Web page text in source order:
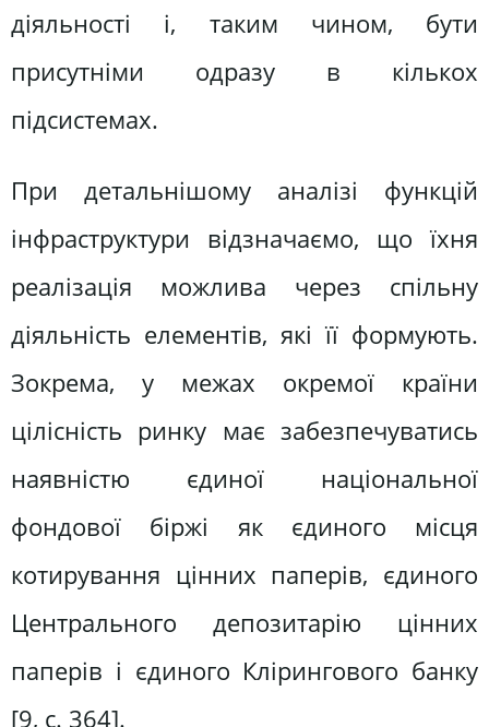
діяльності і, таким чином, бути
присутніми одразу в кількох
підсистемах.
При детальнішому аналізі функцій
інфраструктури відзначаємо, що їхня
реалізація можлива через спільну
діяльність елементів, які її формують.
Зокрема, у межах окремої країни
цілісність ринку має забезпечуватись
наявністю єдиної національної
фондової біржі як єдиного місця
котирування цінних паперів, єдиного
Центрального депозитарію цінних
паперів і єдиного Клірингового банку
[9, с. 364].